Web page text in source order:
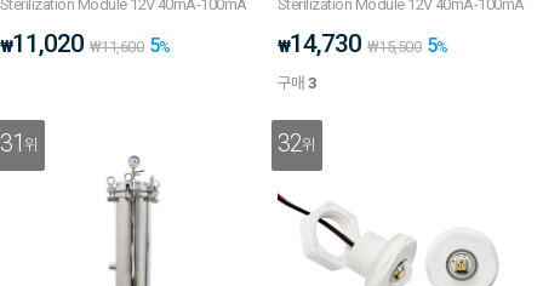
Sterilization Module 12V 40mA-100mA
₩11,020 ₩11,600 5%
Sterilization Module 12V 40mA-100mA
₩14,730 ₩15,500 5%
구매3
31위 32위